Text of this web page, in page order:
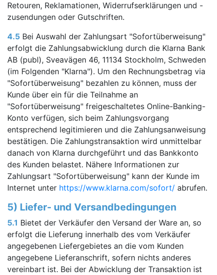
Retouren, Reklamationen, Widerrufserklärungen und -
zusendungen oder Gutschriften.
4.5 Bei Auswahl der Zahlungsart "Sofortüberweisung"
erfolgt die Zahlungsabwicklung durch die Klarna Bank
AB (publ), Sveavägen 46, 11134 Stockholm, Schweden
(im Folgenden "Klarna"). Um den Rechnungsbetrag via
"Sofortüberweisung" bezahlen zu können, muss der
Kunde über ein für die Teilnahme an
"Sofortüberweisung" freigeschaltetes Online-Banking-
Konto verfügen, sich beim Zahlungsvorgang
entsprechend legitimieren und die Zahlungsanweisung
bestätigen. Die Zahlungstransaktion wird unmittelbar
danach von Klarna durchgeführt und das Bankkonto
des Kunden belastet. Nähere Informationen zur
Zahlungsart "Sofortüberweisung" kann der Kunde im
Internet unter https://www.klarna.com/sofort/ abrufen.
5) Liefer- und Versandbedingungen
5.1 Bietet der Verkäufer den Versand der Ware an, so
erfolgt die Lieferung innerhalb des vom Verkäufer
angegebenen Liefergebietes an die vom Kunden
angegebene Lieferanschrift, sofern nichts anderes
vereinbart ist. Bei der Abwicklung der Transaktion ist